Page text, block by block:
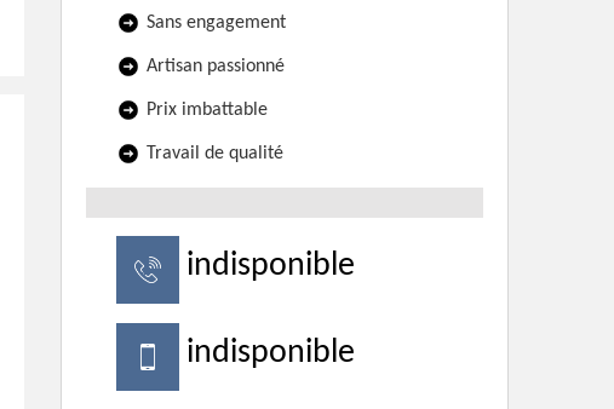
Sans engagement
Artisan passionné
Prix imbattable
Travail de qualité
indisponible
indisponible